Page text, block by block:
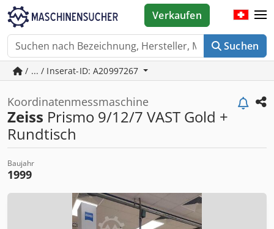
Suchen
Verkaufen
/ ... / Inserat-ID: A20997267
Koordinatenmessmaschine
Zeiss Prismo 9/12/7 VAST Gold +
Rundtisch
Baujahr
1999